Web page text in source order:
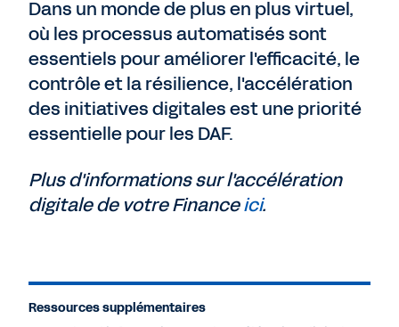
Dans un monde de plus en plus virtuel,
où les processus automatisés sont
essentiels pour améliorer l'efficacité, le
contrôle et la résilience, l'accélération
des initiatives digitales est une priorité
essentielle pour les DAF.
Plus d'informations sur l'accélération
digitale de votre Financeici.
Ressources supplémentaires